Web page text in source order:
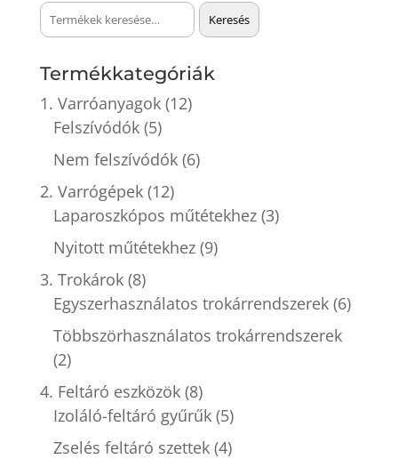
Keresés
a
Keresés
Termékkategóriák
1. Varróanyagok (12)
Felszívódók (5)
Nem felszívódók (6)
2. Varrógépek (12)
Laparoszkópos műtétekhez (3)
Nyitott műtétekhez (9)
3. Trokárok (8)
Egyszerhasználatos trokárrendszerek (6)
Többszörhasználatos trokárrendszerek
(2)
4. Feltáró eszközök (8)
Izoláló-feltáró gyűrűk (5)
Zselés feltáró szettek (4)